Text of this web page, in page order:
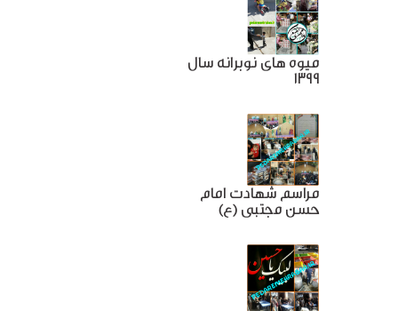
میوه های نوبرانه سال
1399
مراسم شهادت امام
حسن مجتبی (ع)